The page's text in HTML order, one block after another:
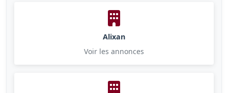
Alixan
Voir les annonces